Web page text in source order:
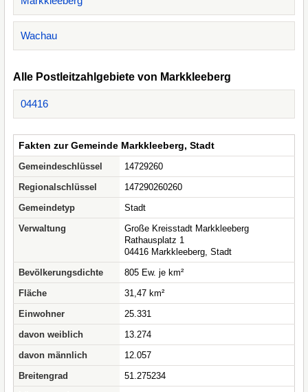
Wachau
Alle Postleitzahlgebiete von Markkleeberg
04416
Fakten zur Gemeinde Markkleeberg, Stadt
Gemeindeschlüssel
14729260
Regionalschlüssel
147290260260
Gemeindetyp
Stadt
Verwaltung
Große Kreisstadt Markkleeberg
Rathausplatz 1
04416 Markkleeberg, Stadt
Bevölkerungsdichte
805 Ew. je km²
Fläche
31,47 km²
Einwohner
25.331
davon weiblich
13.274
davon männlich
12.057
Breitengrad
51.275234